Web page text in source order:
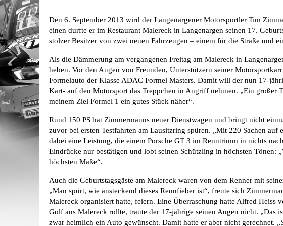
Den 6. September 2013 wird der Langenargener Motorsportler Tim
einen durfte er im Restaurant Malereck in Langenargen seinen 17.
stolzer Besitzer von zwei neuen Fahrzeugen – einem für die Straße und
Als die Dämmerung am vergangenen Freitag am Malereck in
heben. Vor den Augen von Freunden, Unterstützern seiner
Formelauto der Klasse ADAC Formel Masters. Damit will der nun 17-
Kart- auf den Motorsport das Treppchen in Angriff nehmen. „Ein
meinem Ziel Formel 1 ein gutes Stück näher“.
Rund 150 PS hat Zimmermanns neuer Dienstwagen und bringt nicht
zuvor bei ersten Testfahrten am Lausitzring spüren. „Mit 220 Sachen
dabei eine Leistung, die einem Porsche GT 3 im Renntrimm in nichts
Eindrücke nur bestätigen und lobt seinen Schützling in höchsten
höchsten Maße“.
Auch die Geburtstagsgäste am Malereck waren von dem Renner mit
„Man spürt, wie ansteckend dieses Rennfieber ist“, freute sich
Malereck organisiert hatte, feiern. Eine Überraschung hatte Alfred
Golf ans Malereck rollte, traute der 17-jährige seinen Augen nicht. „Das
zwar heimlich ein Auto gewünscht. Damit hatte er aber nicht gerechnet.